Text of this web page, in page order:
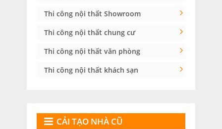
Thi công nội thất Showroom
Thi công nội thất chung cư
Thi công nội thất văn phòng
Thi công nội thất khách sạn
CẢI TẠO NHÀ CŨ